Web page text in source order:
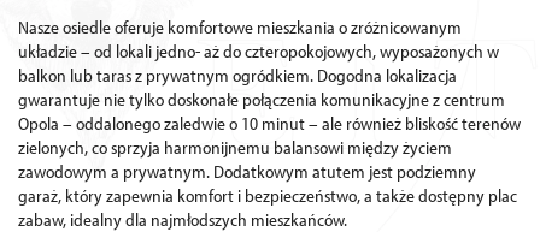
Nasze osiedle oferuje komfortowe mieszkania o zróżnicowanym
układzie – od lokali jedno- aż do czteropokojowych, wyposażonych w
balkon lub taras z prywatnym ogródkiem. Dogodna lokalizacja
gwarantuje nie tylko doskonałe połączenia komunikacyjne z centrum
Opola – oddalonego zaledwie o 10 minut – ale również bliskość terenów
zielonych, co sprzyja harmonijnemu balansowi między życiem
zawodowym a prywatnym. Dodatkowym atutem jest podziemny
garaż, który zapewnia komfort i bezpieczeństwo, a także dostępny plac
zabaw, idealny dla najmłodszych mieszkańców.